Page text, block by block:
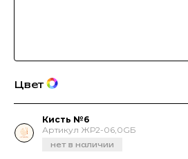
Цвет
Кисть №6
Артикул ЖР2-06,0GБ
нет в наличии